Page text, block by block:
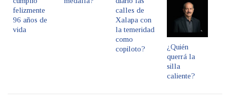
felizmente
96 años de
vida
calles de
Xalapa con
la temeridad
como
copiloto?
¿Quién
querrá la
silla
caliente?